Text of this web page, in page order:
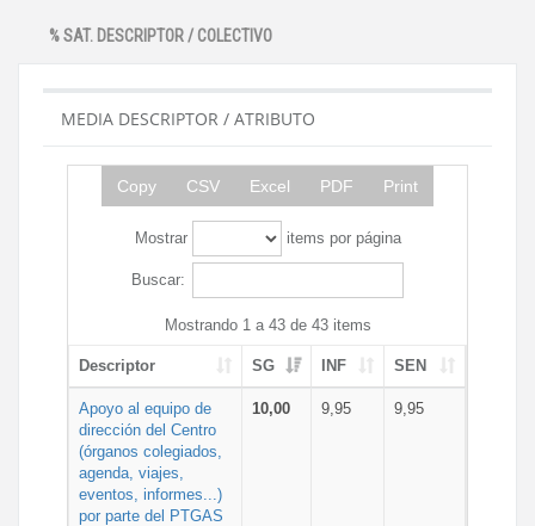
% SAT. DESCRIPTOR / COLECTIVO
MEDIA DESCRIPTOR / ATRIBUTO
Copy CSV Excel PDF Print
Mostrar items por página
Buscar:
Mostrando 1 a 43 de 43 items
Descriptor SG INF SEN
Apoyo al equipo de
dirección del Centro
(órganos colegiados,
agenda, viajes,
eventos, informes...)
por parte del PTGAS
10,00 9,95 9,95